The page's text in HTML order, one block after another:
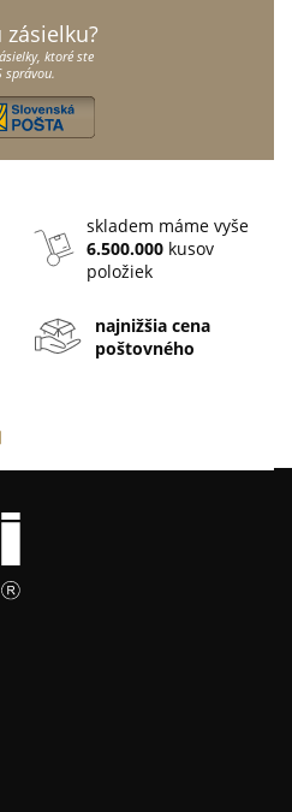
ktoré ste
správou.
skladem máme vyše
6.500.000 kusov
položiek
najnižšia cena
poštovného